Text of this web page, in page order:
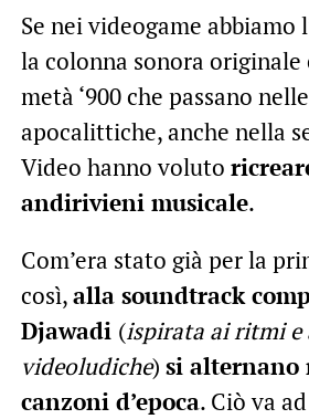
Se nei videogame abbiamo
la colonna sonora originale
metà ‘900 che passano
apocalittiche, anche nella
Video hanno voluto
andirivieni musicale.
Com’era stato già per la
così,alla soundtrack
Djawadi (ispirata ai ritmi e
videoludiche) si alternano
canzoni d’epoca. Ciò va